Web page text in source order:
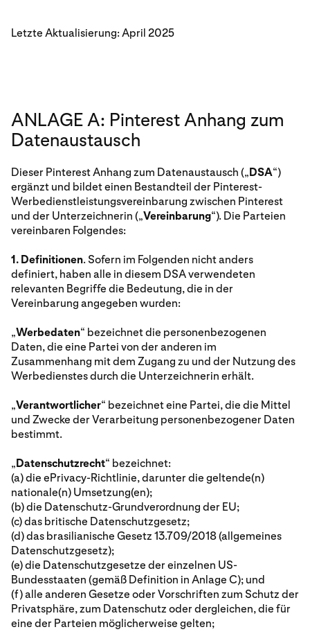
Letzte Aktualisierung: April 2025
ANLAGE A: Pinterest Anhang zum
Datenaustausch
Dieser Pinterest Anhang zum Datenaustausch („DSA“)
ergänzt und bildet einen Bestandteil der Pinterest-
Werbedienstleistungsvereinbarung zwischen Pinterest
und der Unterzeichnerin („Vereinbarung“). Die Parteien
vereinbaren Folgendes:
1. Definitionen. Sofern im Folgenden nicht anders
definiert, haben alle in diesem DSA verwendeten
relevanten Begriffe die Bedeutung, die in der
Vereinbarung angegeben wurden:
„Werbedaten“ bezeichnet die personenbezogenen
Daten, die eine Partei von der anderen im
Zusammenhang mit dem Zugang zu und der Nutzung des
Werbedienstes durch die Unterzeichnerin erhält.
„Verantwortlicher“ bezeichnet eine Partei, die die Mittel
und Zwecke der Verarbeitung personenbezogener Daten
bestimmt.
„Datenschutzrecht“ bezeichnet:
(a) die ePrivacy-Richtlinie, darunter die geltende(n)
nationale(n) Umsetzung(en);
(b) die Datenschutz-Grundverordnung der EU;
(c) das britische Datenschutzgesetz;
(d) das brasilianische Gesetz 13.709/2018 (allgemeines
Datenschutzgesetz);
(e) die Datenschutzgesetze der einzelnen US-
Bundesstaaten (gemäß Definition in Anlage C); und
(f) alle anderen Gesetze oder Vorschriften zum Schutz der
Privatsphäre, zum Datenschutz oder dergleichen, die für
eine der Parteien möglicherweise gelten;